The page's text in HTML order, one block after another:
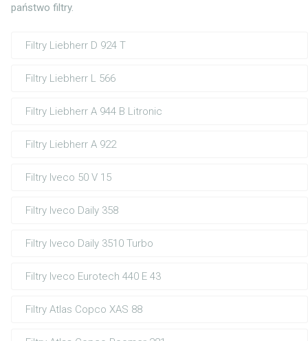
państwo filtry.
Filtry Liebherr D 924 T
Filtry Liebherr L 566
Filtry Liebherr A 944 B Litronic
Filtry Liebherr A 922
Filtry Iveco 50 V 15
Filtry Iveco Daily 358
Filtry Iveco Daily 3510 Turbo
Filtry Iveco Eurotech 440 E 43
Filtry Atlas Copco XAS 88